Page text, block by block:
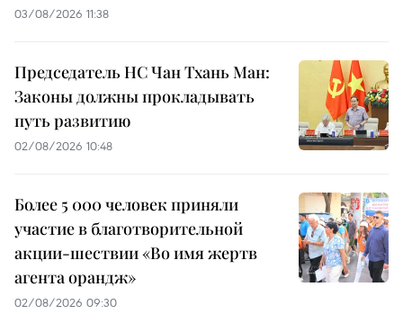
03/08/2026 11:38
Председатель НС Чан Тхань Ман:
Законы должны прокладывать
путь развитию
02/08/2026 10:48
Более 5 000 человек приняли
участие в благотворительной
акции-шествии «Во имя жертв
агента орандж»
02/08/2026 09:30